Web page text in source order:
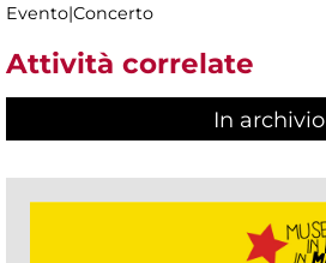
Evento|Concerto
Attività correlate
In archivio